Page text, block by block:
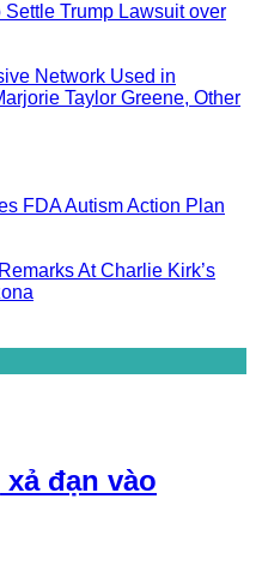
Trump Lawsuit over
Network Used in
Taylor Greene, Other
FDA Autism Action Plan
At Charlie Kirk’s
đạn vào